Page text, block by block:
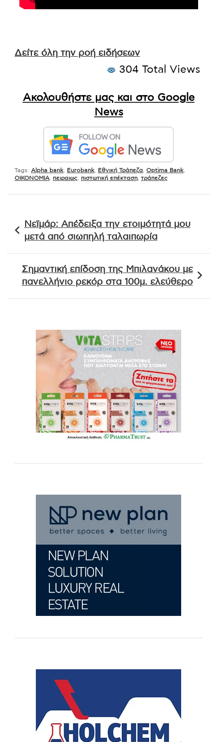
Δείτε όλη την ροή ειδήσεων
304 Total Views
Ακολουθήστε μας και στο Google
News
Tags: Alpha bank Eurobank Eθνική Τράπεζα Optima Bank
ΟΙΚΟΝΟΜΙΑ
πειραιως πιστωτική επέκταση τράπεζες
άρθρων
Νεϊμάρ: Απέδειξα την ετοιμότητά μου
μετά από σιωπηλή ταλαιπωρία
Σημαντική επίδοση της Μπιλανάκου με
πανελλήνιο ρεκόρ στα 100μ. ελεύθερο